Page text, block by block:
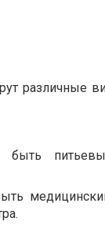
различные
быть